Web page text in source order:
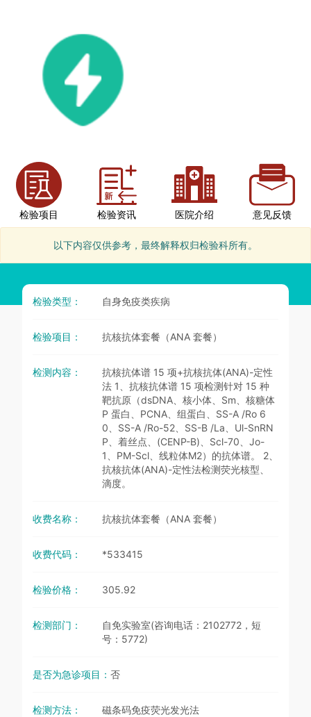
检验项目 检验资讯 医院介绍 意见反馈
以下内容仅供参考，最终解释权归检验科所有。
检验类型： 自身免疫类疾病
检验项目： 抗核抗体套餐（ANA 套餐）
检测内容：
抗核抗体谱 15 项+抗核抗体(ANA)-定性
法 1、抗核抗体谱 15 项检测针对 15 种
靶抗原（dsDNA、核小体、Sm、核糖体
P 蛋白、PCNA、组蛋白、SS-A /Ro 6
0、SS-A /Ro-52、SS-B /La、Ul-SnRN
P、着丝点、(CENP-B)、Scl-70、Jo-
1、PM-Scl、线粒体M2）的抗体谱。 2、
抗核抗体(ANA)-定性法检测荧光核型、
滴度。
收费名称： 抗核抗体套餐（ANA 套餐）
收费代码： *533415
检验价格： 305.92
检测部门：
自免实验室(咨询电话：2102772，短
号：5772)
是否为急诊项目： 否
检测方法： 磁条码免疫荧光发光法